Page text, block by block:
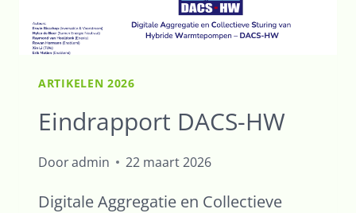
ARTIKELEN 2026
Eindrapport DACS-HW
Dooradmin 22 maart 2026
Digitale Aggregatie en Collectieve